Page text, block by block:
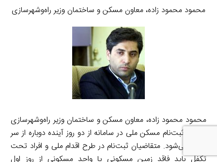
محمود محمود زاده، معاون مسکن و ساختمان وزیر راه‌وشهرسازی
محمود محمود زاده، معاون مسکن و ساختمان وزیر راه‌وشهرسازی
گفـت: ثبت‌نام مسکن ملی در سامانه از دو روز آینده دوباره از سر
گرفته می‌شود. متقاضیان ثبت‌نام در طرح اقدام ملی و افراد تحت